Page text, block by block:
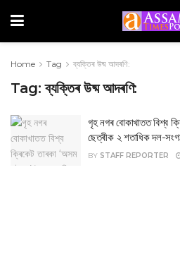
Home Tag ব্যক্তিৰ উষ্ম আদৰণি:
Tag:ব্যক্তিৰ উষ্ম আদৰণি:
গৃহ নগৰ বোকাখাতত বিশ্ব
ছেত্ৰীক ২ শতাধিক দল-
BY STAFF REPORTER